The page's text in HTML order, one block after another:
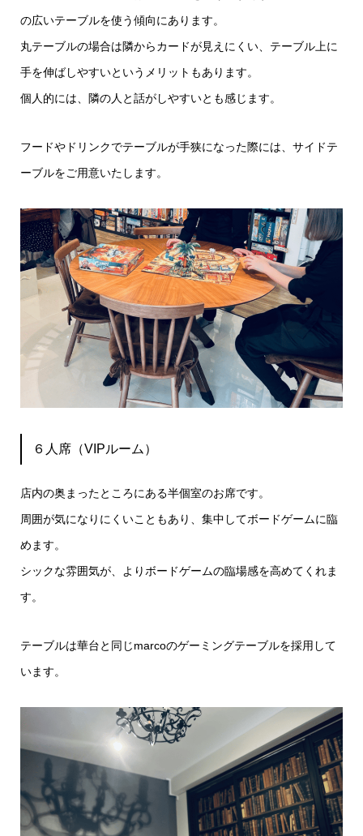
の広いテーブルを使う傾向にあります。
丸テーブルの場合は隣からカードが見えにくい、テーブル上に
手を伸ばしやすいというメリットもあります。
個人的には、隣の人と話がしやすいとも感じます。
フードやドリンクでテーブルが手狭になった際には、サイドテ
ーブルをご用意いたします。
６人席（VIPルーム）
店内の奥まったところにある半個室のお席です。
周囲が気になりにくいこともあり、集中してボードゲームに臨
めます。
シックな雰囲気が、よりボードゲームの臨場感を高めてくれま
す。
テーブルは華台と同じmarcoのゲーミングテーブルを採用して
います。